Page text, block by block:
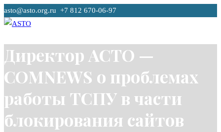
Перейти
к
asto@asto.org.ru +7 812 670-06-97
ASTO
Ассоциация Телекоммуникационных Операторов
Директор АСТО —
COMNEWS о проблемах
работы ТСПУ в части
блокирования сайтов